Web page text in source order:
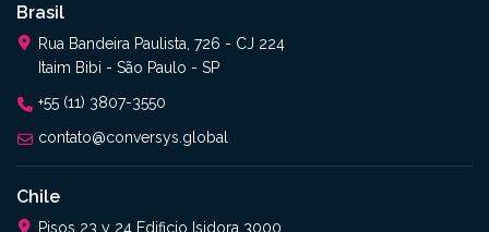
Brasil
Rua Bandeira Paulista, 726 - CJ 224
Itaim Bibi - São Paulo - SP
+55 (11) 3807-3550
contato@conversys.global
Chile
Pisos 23 y 24 Edificio Isidora 3000